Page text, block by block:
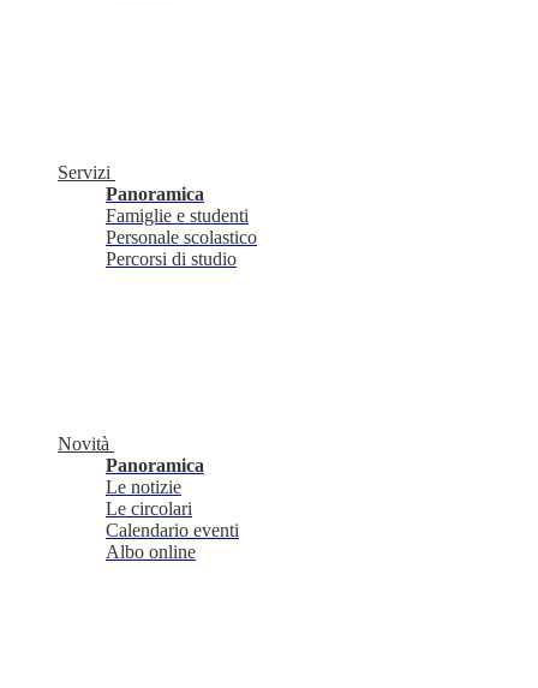
Servizi
Panoramica
Famiglie e studenti
Personale scolastico
Percorsi di studio
Novità
Panoramica
Le notizie
Le circolari
Calendario eventi
Albo online